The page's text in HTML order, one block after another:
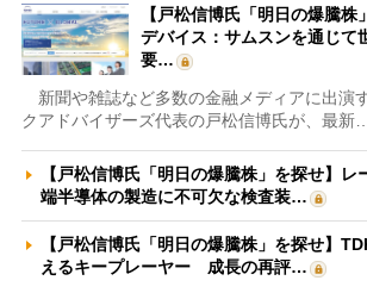
【戸松信博氏「明日の爆騰
デバイス：サムスンを通じて
要…
新聞や雑誌など多数の金融メディアに出演
クアドバイザーズ代表の戸松信博氏が、最新…
【戸松信博氏「明日の爆騰株」を探せ】レ
端半導体の製造に不可欠な検査装…
【戸松信博氏「明日の爆騰株」を探せ】
えるキープレーヤー 成長の再評…